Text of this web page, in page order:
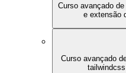
Curso avançado
e extensão
Curso avançado